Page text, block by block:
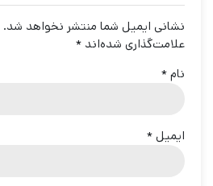
نشانی ایمیل شما منتشر نخواهد شد.
علامت‌گذاری شده‌اند *
نام*
ایمیل*